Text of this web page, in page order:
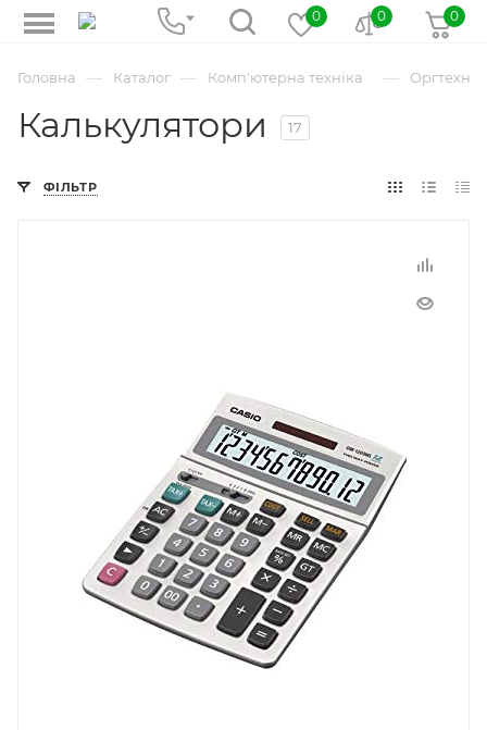
0
0 0
Головна — Каталог — Комп'ютерна техніка —
Калькулятори 17
ФІЛЬТР